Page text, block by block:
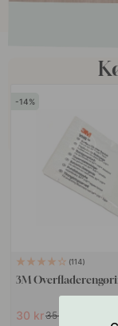
14
114
3M
30 kr35 kr